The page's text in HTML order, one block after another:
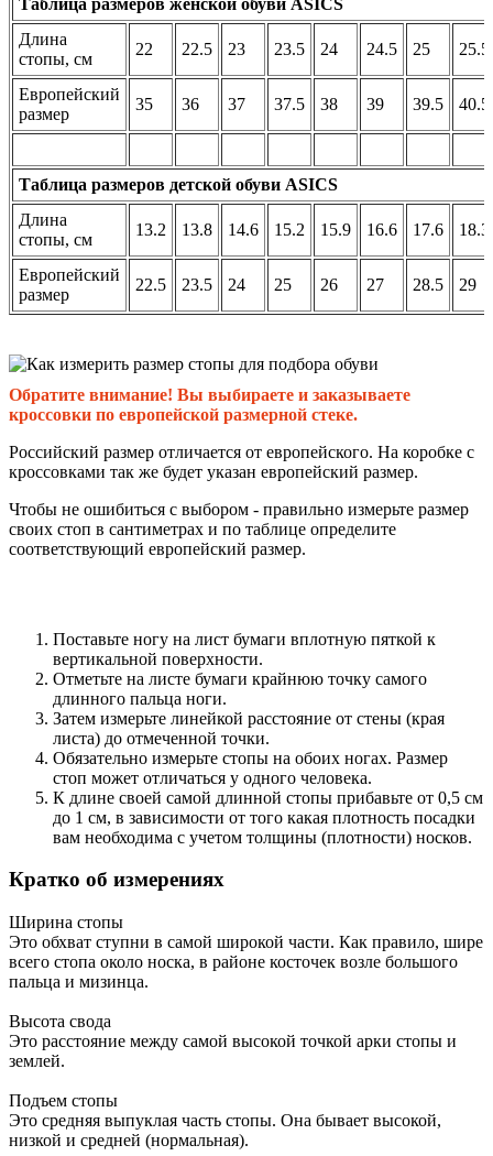
Длина
стопы, см
22 22.5 23 23.5 24 24.5 25 25.5
Европейский
размер
35 36 37 37.5 38 39 39.5 40.5
Таблица размеров детской обуви ASICS
Длина
стопы, см
13.2 13.8 14.6 15.2 15.9 16.6 17.6 18.3
Европейский
размер
22.5 23.5 24 25 26 27 28.5 29
Обратите внимание! Вы выбираете и заказываете
кроссовки по европейской размерной стеке.
Российский размер отличается от европейского. На коробке с
кроссовками так же будет указан европейский размер.
Чтобы не ошибиться с выбором - правильно измерьте размер
своих стоп в сантиметрах и по таблице определите
соответствующий европейский размер.
Поставьте ногу на лист бумаги вплотную пяткой к
вертикальной поверхности.
Отметьте на листе бумаги крайнюю точку самого
длинного пальца ноги.
Затем измерьте линейкой расстояние от стены (края
листа) до отмеченной точки.
Обязательно измерьте стопы на обоих ногах. Размер
стоп может отличаться у одного человека.
К длине своей самой длинной стопы прибавьте от 0,5 см
до 1 см, в зависимости от того какая плотность посадки
вам необходима с учетом толщины (плотности) носков.
Кратко об измерениях
Ширина стопы
Это обхват ступни в самой широкой части. Как правило, шире
всего стопа около носка, в районе косточек возле большого
пальца и мизинца.
Высота свода
Это расстояние между самой высокой точкой арки стопы и
землей.
Подъем стопы
Это средняя выпуклая часть стопы. Она бывает высокой,
низкой и средней (нормальная).